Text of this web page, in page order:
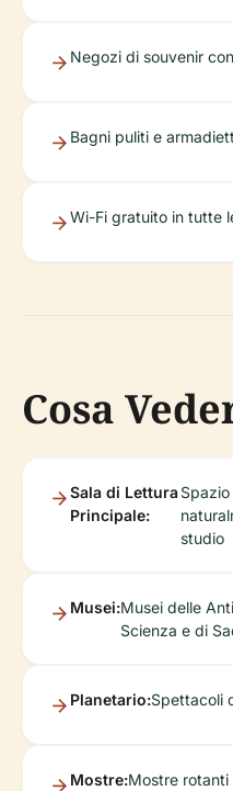
Negozi di souvenir
Bagni puliti e
Wi-Fi gratuito in tutte
Cosa
Sala di Lettura
Principale:
studio
Musei:Musei delle
Scienza e di
Planetario:Spettacoli
Mostre:Mostre